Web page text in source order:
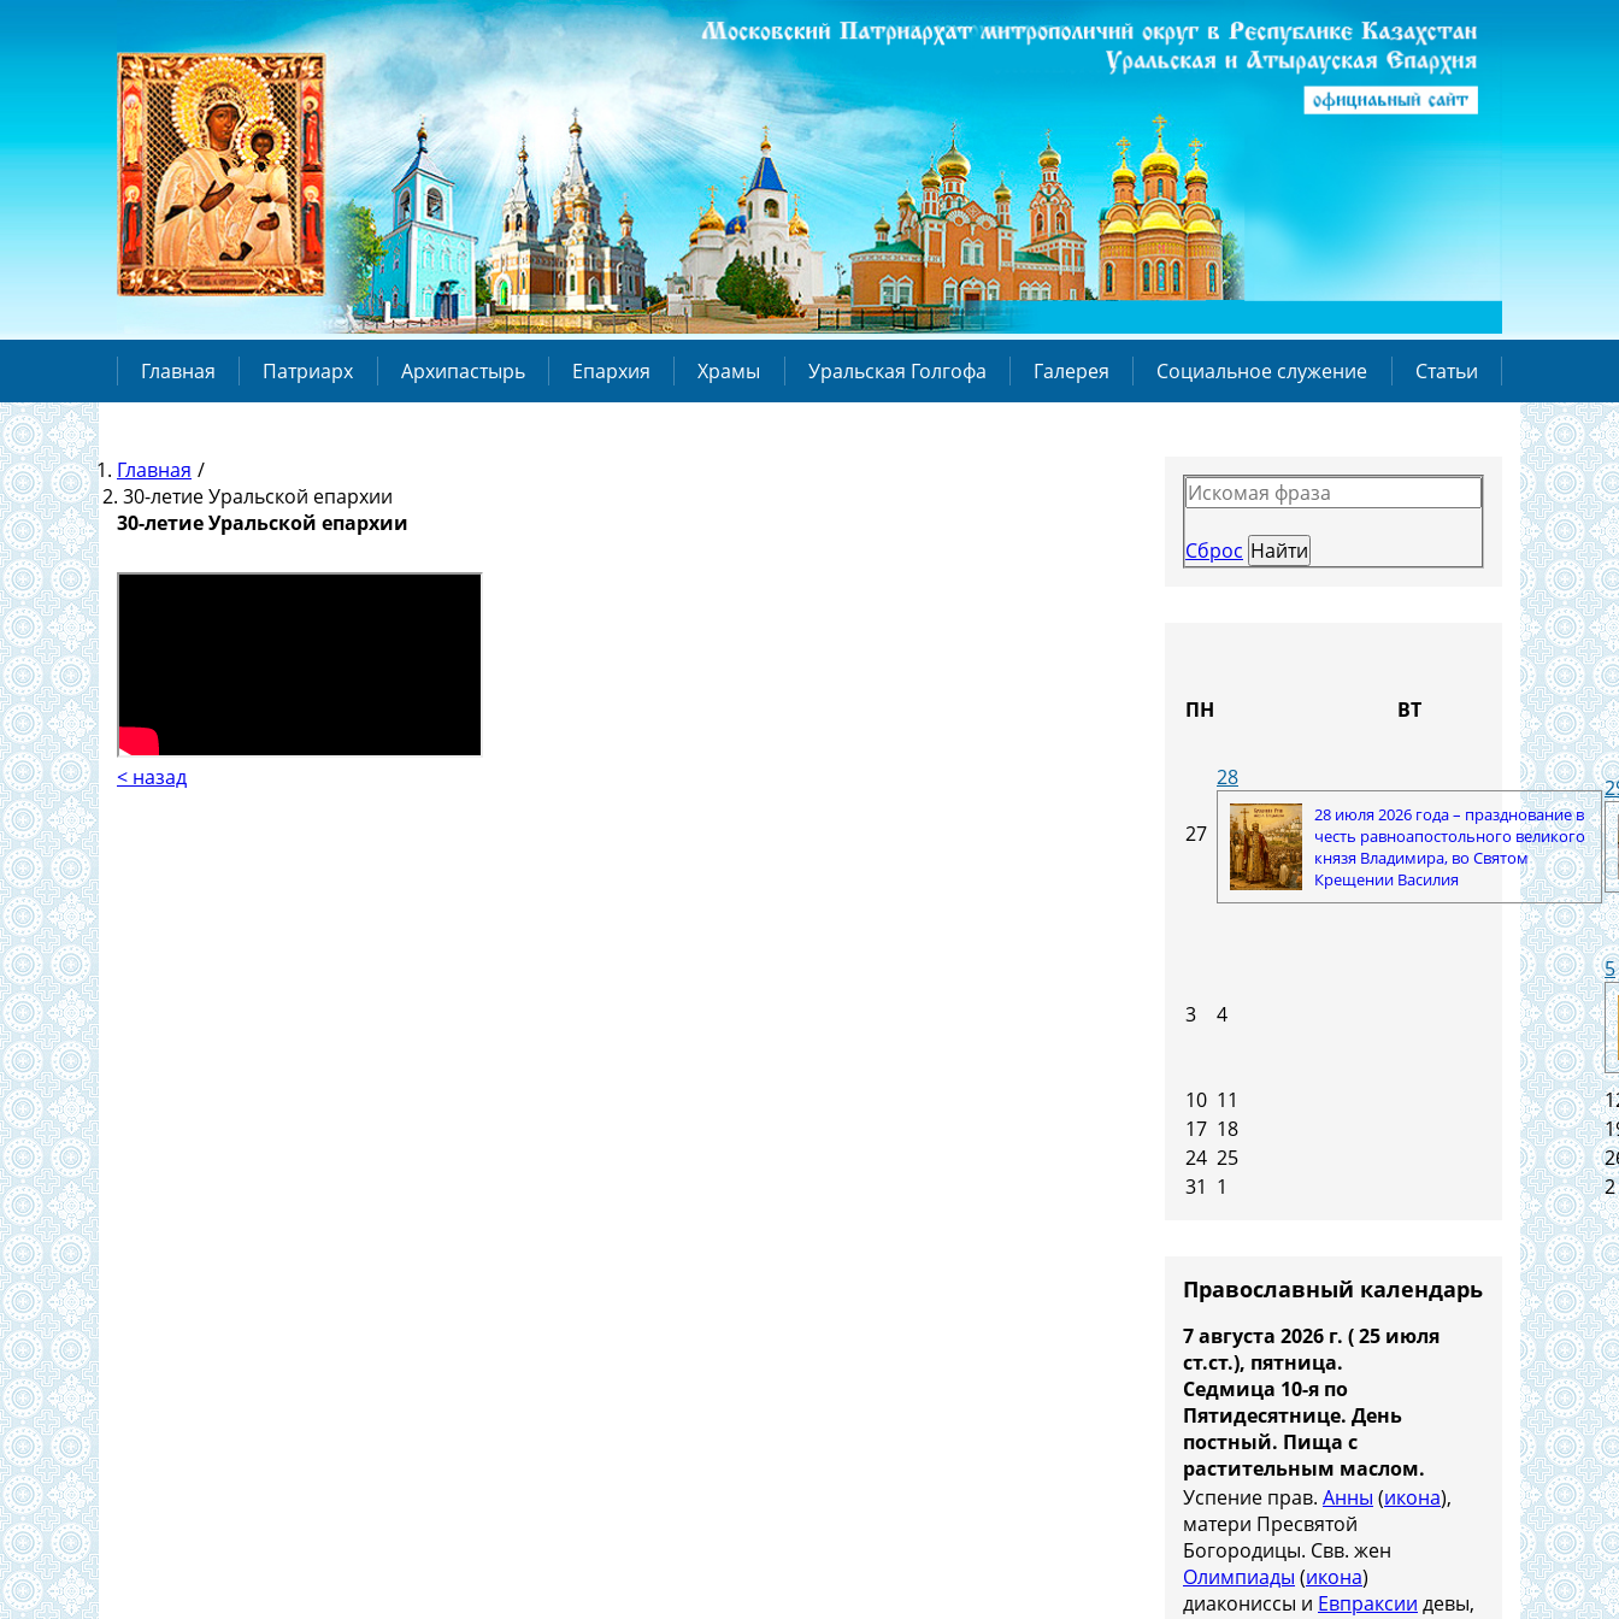
Главная Патриарх Архипастырь Епархия Храмы Уральская Голгофа Галерея Социальное служение Статьи
Главная /
30-летие Уральской епархии
30-летие Уральской епархии
< назад
Сброс
ПН ВТ
27
28
28 июля 2026 года – празднование в
честь равноапостольного великого
князя Владимира, во Святом
Крещении Василия
3 4
5
10 11
17 18
24 25
31 1 2
Православный календарь
7 августа 2026 г. ( 25 июля
ст.ст.), пятница.
Седмица 10-я по
Пятидесятнице. День
постный. Пища с
растительным маслом.
Успение прав. Анны (икона),
матери Пресвятой
Богородицы. Свв. жен
Олимпиады (икона)
диакониссы и Евпраксии девы,